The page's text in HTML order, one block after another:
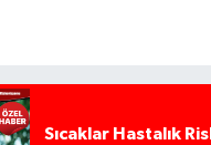
Sıcaklar Hastalık